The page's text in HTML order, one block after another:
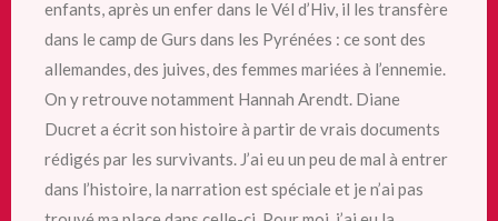
enfants, après un enfer dans le Vél d’Hiv, il les transfère
dans le camp de Gurs dans les Pyrénées : ce sont des
allemandes, des juives, des femmes mariées à l’ennemie.
On y retrouve notamment Hannah Arendt. Diane
Ducret a écrit son histoire à partir de vrais documents
rédigés par les survivants. J’ai eu un peu de mal à entrer
dans l’histoire, la narration est spéciale et je n’ai pas